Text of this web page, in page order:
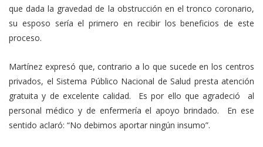
que dada la gravedad de la obstrucción en el tronco coronario,
su esposo sería el primero en recibir los beneficios de este
proceso.
Martínez expresó que, contrario a lo que sucede en los centros
privados, el Sistema Público Nacional de Salud presta atención
gratuita y de excelente calidad. Es por ello que agradeció al
personal médico y de enfermería el apoyo brindado. En ese
sentido aclaró: “No debimos aportar ningún insumo”.